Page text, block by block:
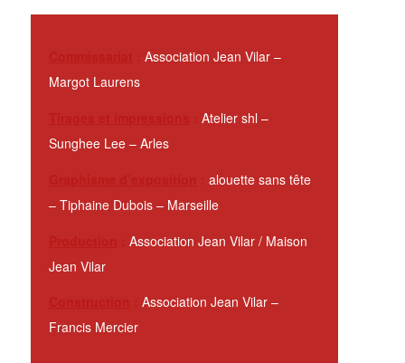
Association Jean Vilar –
Margot Laurens
Atelier shl –
Sunghee Lee – Arles
alouette sans tête
– Tiphaine Dubois – Marseille
Association Jean Vilar / Maison
Jean Vilar
Association Jean Vilar –
Francis Mercier